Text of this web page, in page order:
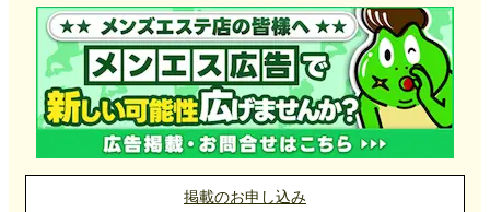
守谷
神栖
取手
伊勢崎
太田
前橋
宇都宮
那須塩原
栃木・佐野・足利
東京都
新宿 神奈川県
横浜 千葉県
兵庫県 滋賀県
奈良県 和歌山県
愛知県 岐阜県
三重県 静岡県
北海道・東北
北海道 岩手県
九州・沖縄
福岡県 大分県
中国
掲載のお申し込み